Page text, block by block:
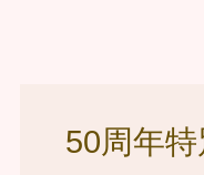
50周年